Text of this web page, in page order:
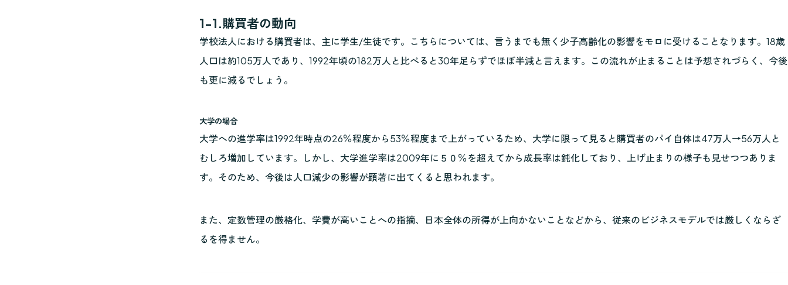
1-1.購買者の動向
学校法人における購買者は、主に学生/生徒です。こちらについては、言うまでも無く少子高齢化の影響をモロに受けることなります。18歳
人口は約105万人であり、1992年頃の182万人と比べると30年足らずでほぼ半減と言えます。この流れが止まることは予想されづらく、今後
も更に減るでしょう。
大学の場合
大学への進学率は1992年時点の26％程度から53％程度まで上がっているため、大学に限って見ると購買者のパイ自体は47万人→56万人と
むしろ増加しています。しかし、大学進学率は2009年に５０％を超えてから成長率は鈍化しており、上げ止まりの様子も見せつつありま
す。そのため、今後は人口減少の影響が顕著に出てくると思われます。
また、定数管理の厳格化、学費が高いことへの指摘、日本全体の所得が上向かないことなどから、従来のビジネスモデルでは厳しくならざ
るを得ません。